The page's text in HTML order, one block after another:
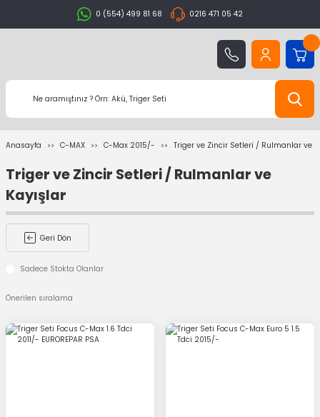
0 (554) 499 81 68 0216 471 05 42
Anasayfa C-MAX C-Max 2015/- Triger ve Zincir Setleri / Rulmanlar ve
Triger ve Zincir Setleri / Rulmanlar ve
Kayışlar
Geri Dön
Sadece Stokta Olanlar